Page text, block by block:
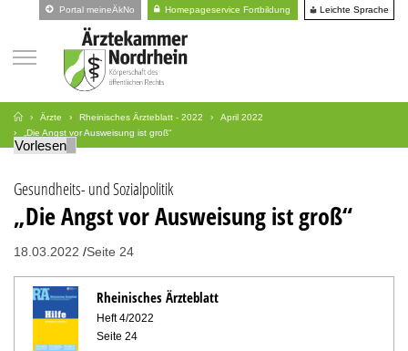
Portal meineÄkNo Homepageservice Fortbildung Leichte Sprache
Ärzte Rheinisches Ärzteblatt - 2022
April 2022
„Die Angst vor Ausweisung ist groß“
Vorlesen
Gesundheits- und Sozialpolitik
„Die Angst vor Ausweisung ist groß“
18.03.2022 Seite 24
Rheinisches Ärzteblatt
Heft 4/2022
Seite 24